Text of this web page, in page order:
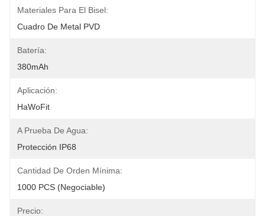
Materiales Para El Bisel:
Cuadro De Metal PVD
Batería:
380mAh
Aplicación:
HaWoFit
A Prueba De Agua:
Protección IP68
Cantidad De Orden Mínima:
1000 PCS (negociable)
Precio: